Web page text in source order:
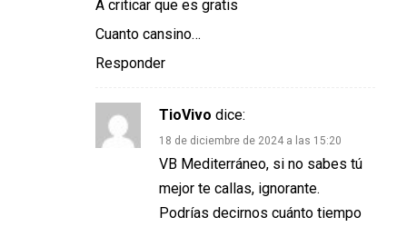
A criticar que es gratis
Cuanto cansino…
Responder
TioVivo dice:
18 de diciembre de 2024 a las 15:20
VB Mediterráneo, si no sabes tú
mejor te callas, ignorante.
Podrías decirnos cuánto tiempo